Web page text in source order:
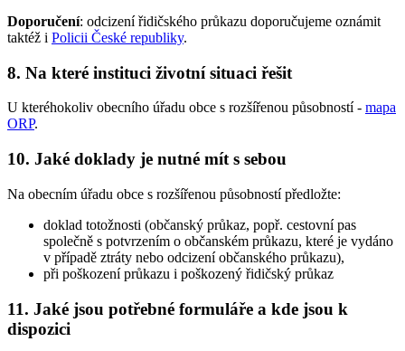
Doporučení: odcizení řidičského průkazu doporučujeme oznámit
taktéž i Policii České republiky.
8. Na které instituci životní situaci řešit
U kteréhokoliv obecního úřadu obce s rozšířenou působností - mapa
ORP.
10. Jaké doklady je nutné mít s sebou
Na obecním úřadu obce s rozšířenou působností předložte:
doklad totožnosti (občanský průkaz, popř. cestovní pas
společně s potvrzením o občanském průkazu, které je vydáno
v případě ztráty nebo odcizení občanského průkazu),
při poškození průkazu i poškozený řidičský průkaz
11. Jaké jsou potřebné formuláře a kde jsou k
dispozici